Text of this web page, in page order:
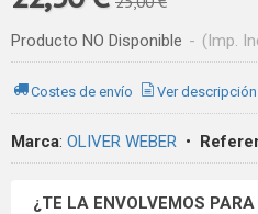
Producto NO Disponible - (Imp.
Costes de envío Ver descripción
Marca: OLIVER WEBER •
¿TE LA ENVOLVEMOS